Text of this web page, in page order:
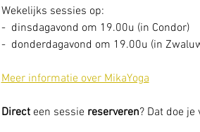
Wekelijks sessies op:
-  dinsdagavond om 19.00u (in Condor)
-  donderdagavond om 19.00u (in
Meer informatie over MikaYoga
Direct een sessie reserveren? Dat doe je